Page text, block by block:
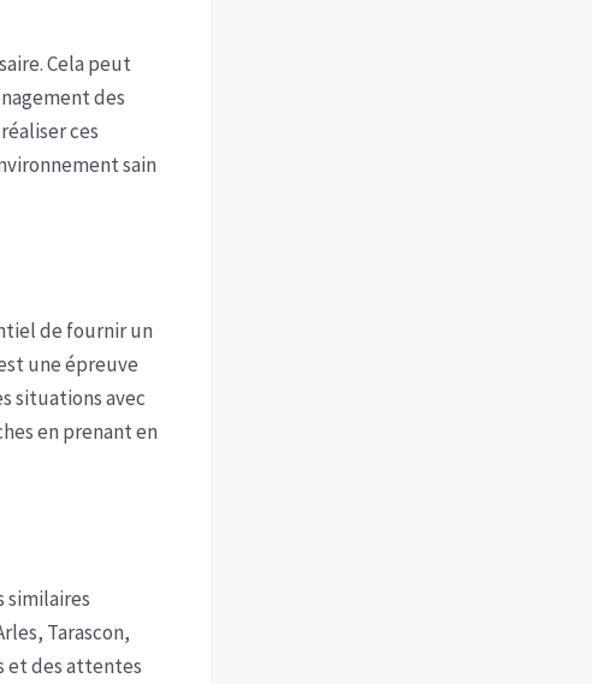
Cela peut
des
ces
sain
de fournir un
une épreuve
situations avec
en prenant en
similaires
Tarascon,
et des attentes